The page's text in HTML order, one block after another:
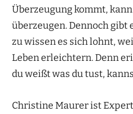
Überzeugung kommt,
überzeugen. Dennoch gibt
zu wissen es sich lohnt,
Leben erleichtern. Denn
du weißt was du tust,
Christine Maurer ist